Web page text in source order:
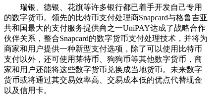
瑞银、德银、花旗等许多银行都已着手开发自己专用
的数字货币。领先的比特币支付处理商Snapcard与格鲁吉亚
共和国最大的支付服务提供商之一UniPAY达成了战略合作
伙伴关系，整合Snapcard的数字货币支付处理技术，并将为
商家和用户提供一种新型支付选项，除了可以使用比特币
支付以外，还可使用莱特币、狗狗币等其他数字货币，商
家和用户还能将这些数字货币兑换成当地货币。未来数字
货币或将通过其交易效率高、交易成本低的优点代替现金
以及信用卡。